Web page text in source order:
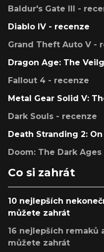
Baldur's Gate III -
Diablo IV - recenze
Grand Theft Auto V -
Dragon Age: The
Fallout 4 - recenze
Metal Gear Solid V:
Dark Souls - recenze
Death Stranding 2:
Doom: The Dark
Co si zahrát
10 nejlepších
můžete zahrát
16 nejlepších remaků
můžete zahrát